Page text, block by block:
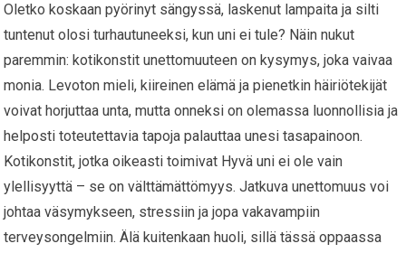
Oletko koskaan pyörinyt sängyssä, laskenut lampaita ja silti
tuntenut olosi turhautuneeksi, kun uni ei tule? Näin nukut
paremmin: kotikonstit unettomuuteen on kysymys, joka vaivaa
monia. Levoton mieli, kiireinen elämä ja pienetkin häiriötekijät
voivat horjuttaa unta, mutta onneksi on olemassa luonnollisia ja
helposti toteutettavia tapoja palauttaa unesi tasapainoon.
Kotikonstit, jotka oikeasti toimivat Hyvä uni ei ole vain
ylellisyyttä – se on välttämättömyys. Jatkuva unettomuus voi
johtaa väsymykseen, stressiin ja jopa vakavampiin
terveysongelmiin. Älä kuitenkaan huoli, sillä tässä oppaassa